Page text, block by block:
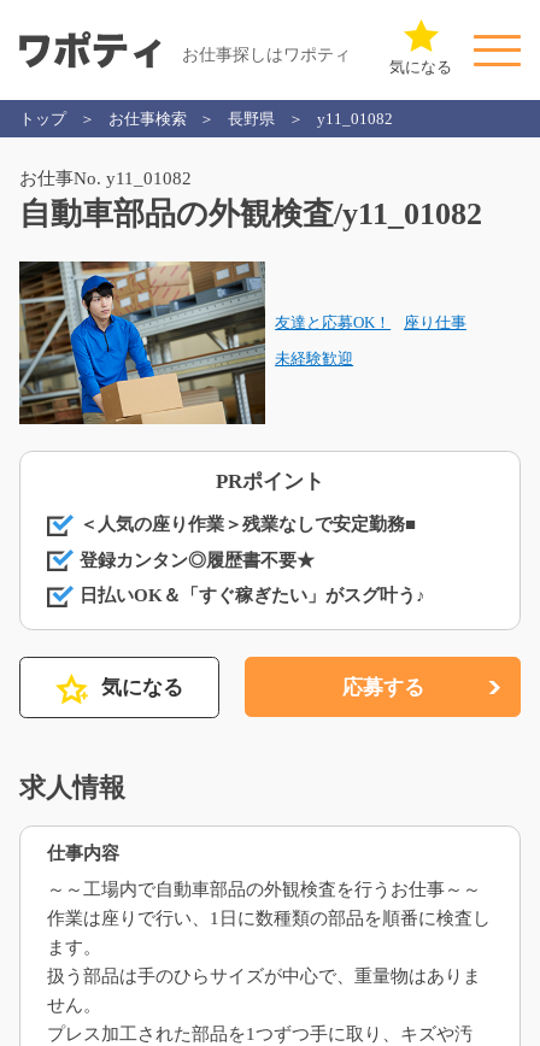
お仕事探しはワポティ
気になる
トップ お仕事検索 長野県 y11_01082
お仕事No. y11_01082
自動車部品の外観検査/y11_01082
友達と応募OK！ 座り仕事
未経験歓迎
PRポイント
＜人気の座り作業＞残業なしで安定勤務■
登録カンタン◎履歴書不要★
日払いOK＆「すぐ稼ぎたい」がスグ叶う♪
気になる 応募する
求人情報
仕事内容
～～工場内で自動車部品の外観検査を行うお仕事～～
作業は座りで行い、1日に数種類の部品を順番に検査し
ます。
扱う部品は手のひらサイズが中心で、重量物はありま
せん。
プレス加工された部品を1つずつ手に取り、キズや汚